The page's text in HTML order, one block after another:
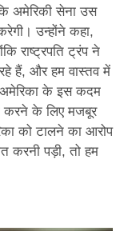
अमेरिकी सेना उस
उन्होंने कहा,
राष्ट्रपति ट्रंप ने
हैं, और हम वास्तव में
अमेरिका के इस कदम
करने के लिए मजबूर
को टालने का आरोप
करनी पड़ी, तो हम